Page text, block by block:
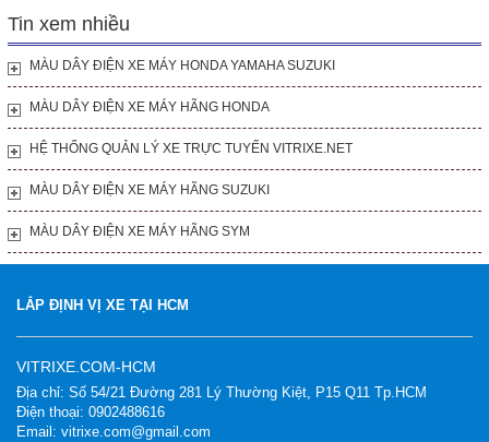
Tin xem nhiều
MÀU DÂY ĐIỆN XE MÁY HONDA YAMAHA SUZUKI
MÀU DÂY ĐIỆN XE MÁY HÃNG HONDA
HỆ THỐNG QUẢN LÝ XE TRỰC TUYẾN VITRIXE.NET
MÀU DÂY ĐIỆN XE MÁY HÃNG SUZUKI
MÀU DÂY ĐIỆN XE MÁY HÃNG SYM
LẮP ĐỊNH VỊ XE TẠI HCM
VITRIXE.COM-HCM
Địa chỉ: Số 54/21 Đường 281 Lý Thường Kiệt, P15 Q11 Tp.HCM
Điện thoại: 0902488616
Email: vitrixe.com@gmail.com